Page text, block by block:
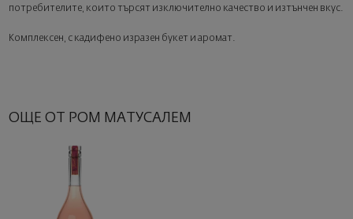
потребителите, които търсят изключително качество и изтънчен вкус.
Комплексен, с кадифено изразен букет и аромат.
ОЩЕ ОТ РОМ МАТУСАЛЕМ